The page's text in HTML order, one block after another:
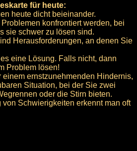
für heute:
heute dicht beieinander.
konfrontiert werden, bei
sie schwer zu lösen sind.
Herausforderungen, an denen Sie
eine Lösung. Falls nicht, dann
Problem lösen!
einem ernstzunehmenden Hindernis,
Situation, bei der Sie zwei
oder die Stirn bieten.
Schwierigkeiten erkennt man oft